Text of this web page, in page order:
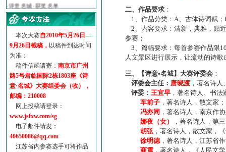
·【诗意·名城】地铁展示作...
·诗意名城·地铁时间
·地铁完美呈现【诗意·名城...
参赛作品多达5000多首
“诗意·名城”晒诗会
特别通知--致广大诗词爱好...
本次大赛自2010年5月26日—
9月26日截稿， 以稿件到达时间
为准：
稿件信函请寄： 南京市广州
路5号君临国际2栋1803座《诗
意·名城》大赛组委会（收），
邮编：210008
网上投稿请登录：
www.jsfxw.com/sg
电子邮件请发：
40650086@qq.com
江苏省内参赛选手可将作品
二、作品要求 ：
1、作品分类：A、古体诗词赋；
2、内容要求：清新，典雅，贴
参赛；
3、篇幅要求：每首参赛作品限
人文景区进行展示，让流动的诗
三、【诗意•名城】大赛评委会 ：
评委会主任： 唐晓渡 ，著名诗
评委： 王宜早 ，著名诗人、书
车前子 ，著名诗人，散文家；
冯亦同 ，著名诗人，南京作
娜夜（女）
，著名诗人，第
胡弦，著名诗人，散文家，
徐明德，著名诗人，江苏省
商震 ，著名诗人，《人民文